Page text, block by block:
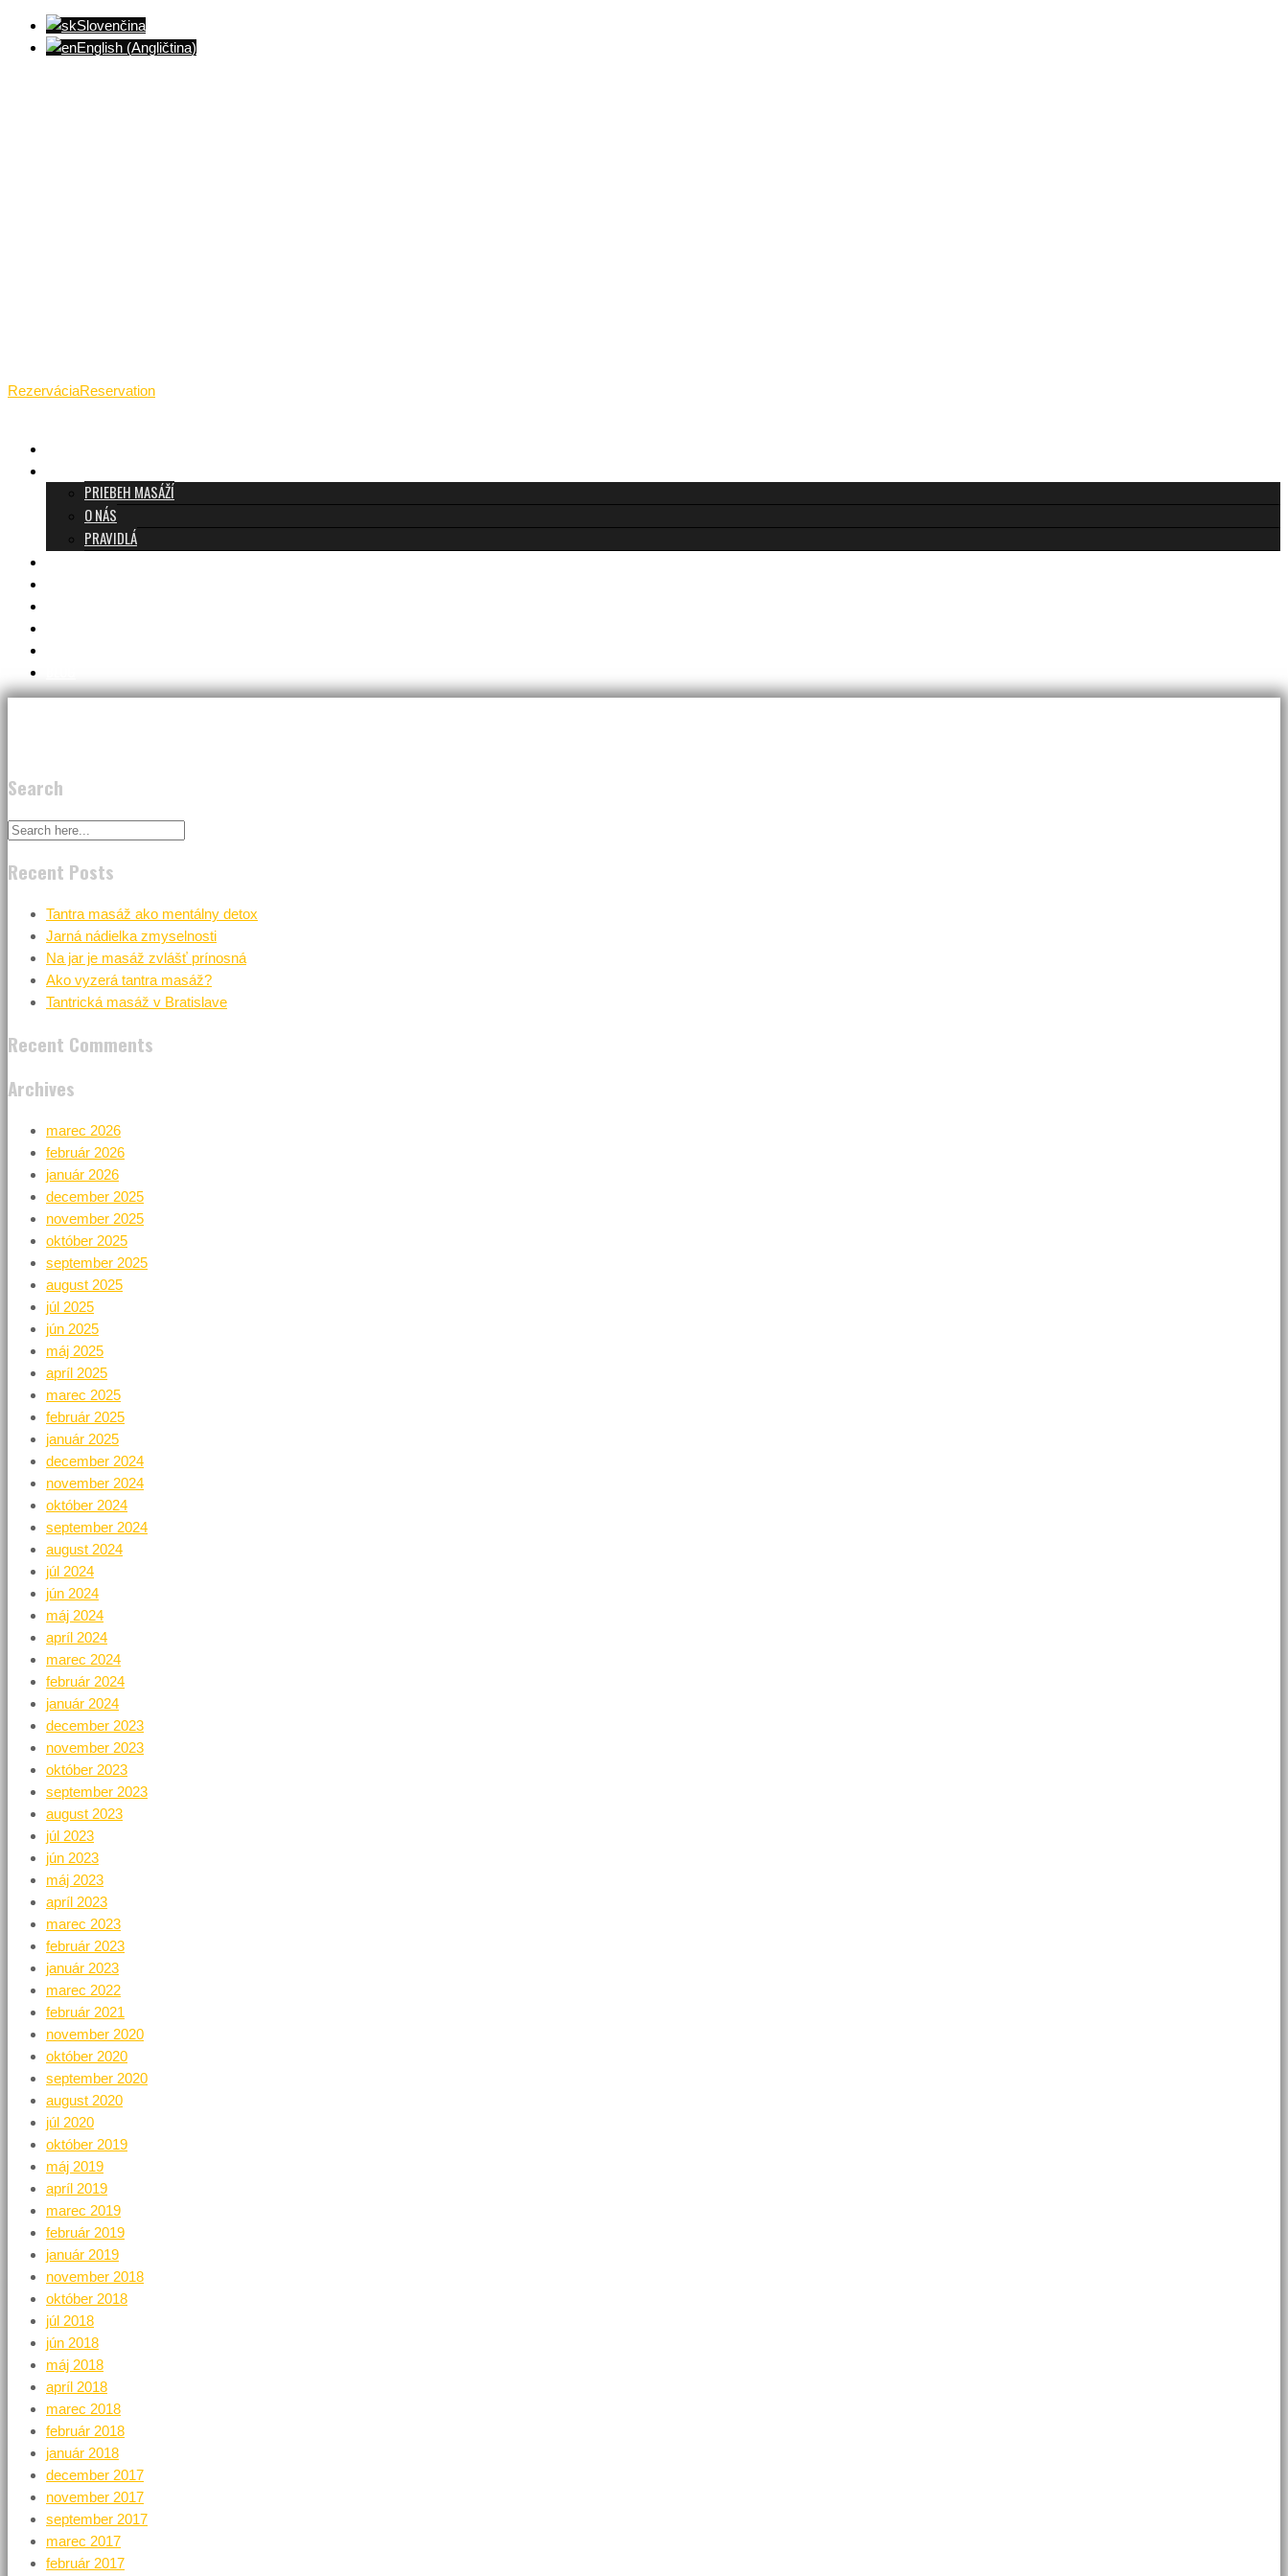
Slovenčina
English (Angličtina)
RezerváciaReservation
PRIEBEH MASÁŽÍ
O NÁS
PRAVIDLÁ
Search
Recent Posts
Tantra masáž ako mentálny detox
Jarná nádielka zmyselnosti
Na jar je masáž zvlášť prínosná
Ako vyzerá tantra masáž?
Tantrická masáž v Bratislave
Recent Comments
Archives
marec 2026
február 2026
január 2026
december 2025
november 2025
október 2025
september 2025
august 2025
júl 2025
jún 2025
máj 2025
apríl 2025
marec 2025
február 2025
január 2025
december 2024
november 2024
október 2024
september 2024
august 2024
júl 2024
jún 2024
máj 2024
apríl 2024
marec 2024
február 2024
január 2024
december 2023
november 2023
október 2023
september 2023
august 2023
júl 2023
jún 2023
máj 2023
apríl 2023
marec 2023
február 2023
január 2023
marec 2022
február 2021
november 2020
október 2020
september 2020
august 2020
júl 2020
október 2019
máj 2019
apríl 2019
marec 2019
február 2019
január 2019
november 2018
október 2018
júl 2018
jún 2018
máj 2018
apríl 2018
marec 2018
február 2018
január 2018
december 2017
november 2017
september 2017
marec 2017
február 2017